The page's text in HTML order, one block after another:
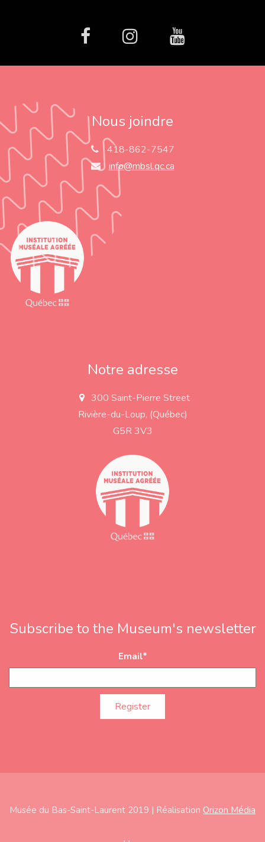
facebookInstagramYoutube
Nous joindre
418-862-7547
info@mbsl.qc.ca
Notre adresse
a
d
300 Saint-Pierre Street
Rivière-du-Loup, (Québec)
G5R 3V3
Subscribe to the Museum's newsletter
Email*
Musée du Bas-Saint-Laurent 2019 | Réalisation Orizon Média